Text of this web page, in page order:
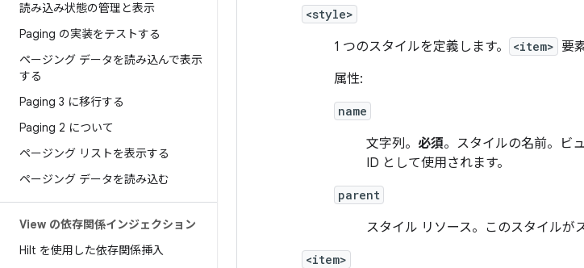
読み込み状態の管理と表示
Paging の実装をテストする
ページング データを読み込んで表示
する
Paging 3 に移行する
Paging 2 について
ページング リストを表示する
ページング データを読み込む
View の依存関係インジェクション
Hilt を使用した依存関係挿入
<style>
1 つのスタイルを定義します。 <item> 要
属性:
name
文字列。 必須。スタイルの名前。ビ
ID として使用されます。
parent
スタイル リソース。このスタイルが
<item>